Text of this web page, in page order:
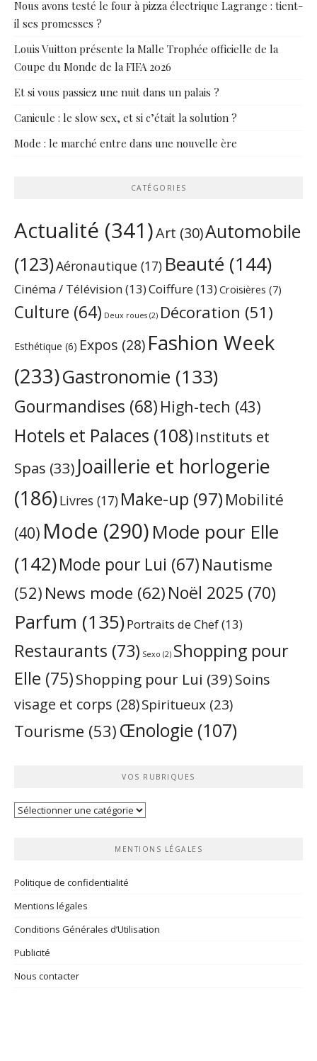
Nous avons testé le four à pizza électrique Lagrange : tient-
il ses promesses ?
Louis Vuitton présente la Malle Trophée officielle de la
Coupe du Monde de la FIFA 2026
Et si vous passiez une nuit dans un palais ?
Canicule : le slow sex, et si c’était la solution ?
Mode : le marché entre dans une nouvelle ère
CATÉGORIES
Actualité (341)Art (30)Automobile
(123)Aéronautique (17) Beauté (144)
Cinéma / Télévision(13)Coiffure(13) Croisières (7)
Culture (64) Deux roues (2) Décoration (51)
Esthétique (6) Expos (28) Fashion Week
(233)Gastronomie (133)
Gourmandises (68) High-tech (43)
Hotels et Palaces (108) Instituts et
Spas (33) Joaillerie et horlogerie
(186)Livres (17) Make-up (97) Mobilité
(40) Mode (290)Mode pour Elle
(142)Mode pour Lui (67) Nautisme
(52) News mode (62)Noël 2025 (70)
Parfum (135)Portraits de Chef(13)
Restaurants (73) Sexo (2) Shopping pour
Elle (75)Shopping pour Lui (39)Soins
visage et corps (28)Spiritueux (23)
Tourisme (53) Œnologie (107)
VOS RUBRIQUES
Vos
MENTIONS LÉGALES
Politique de confidentialité
Mentions légales
Conditions Générales d’Utilisation
Publicité
Nous contacter